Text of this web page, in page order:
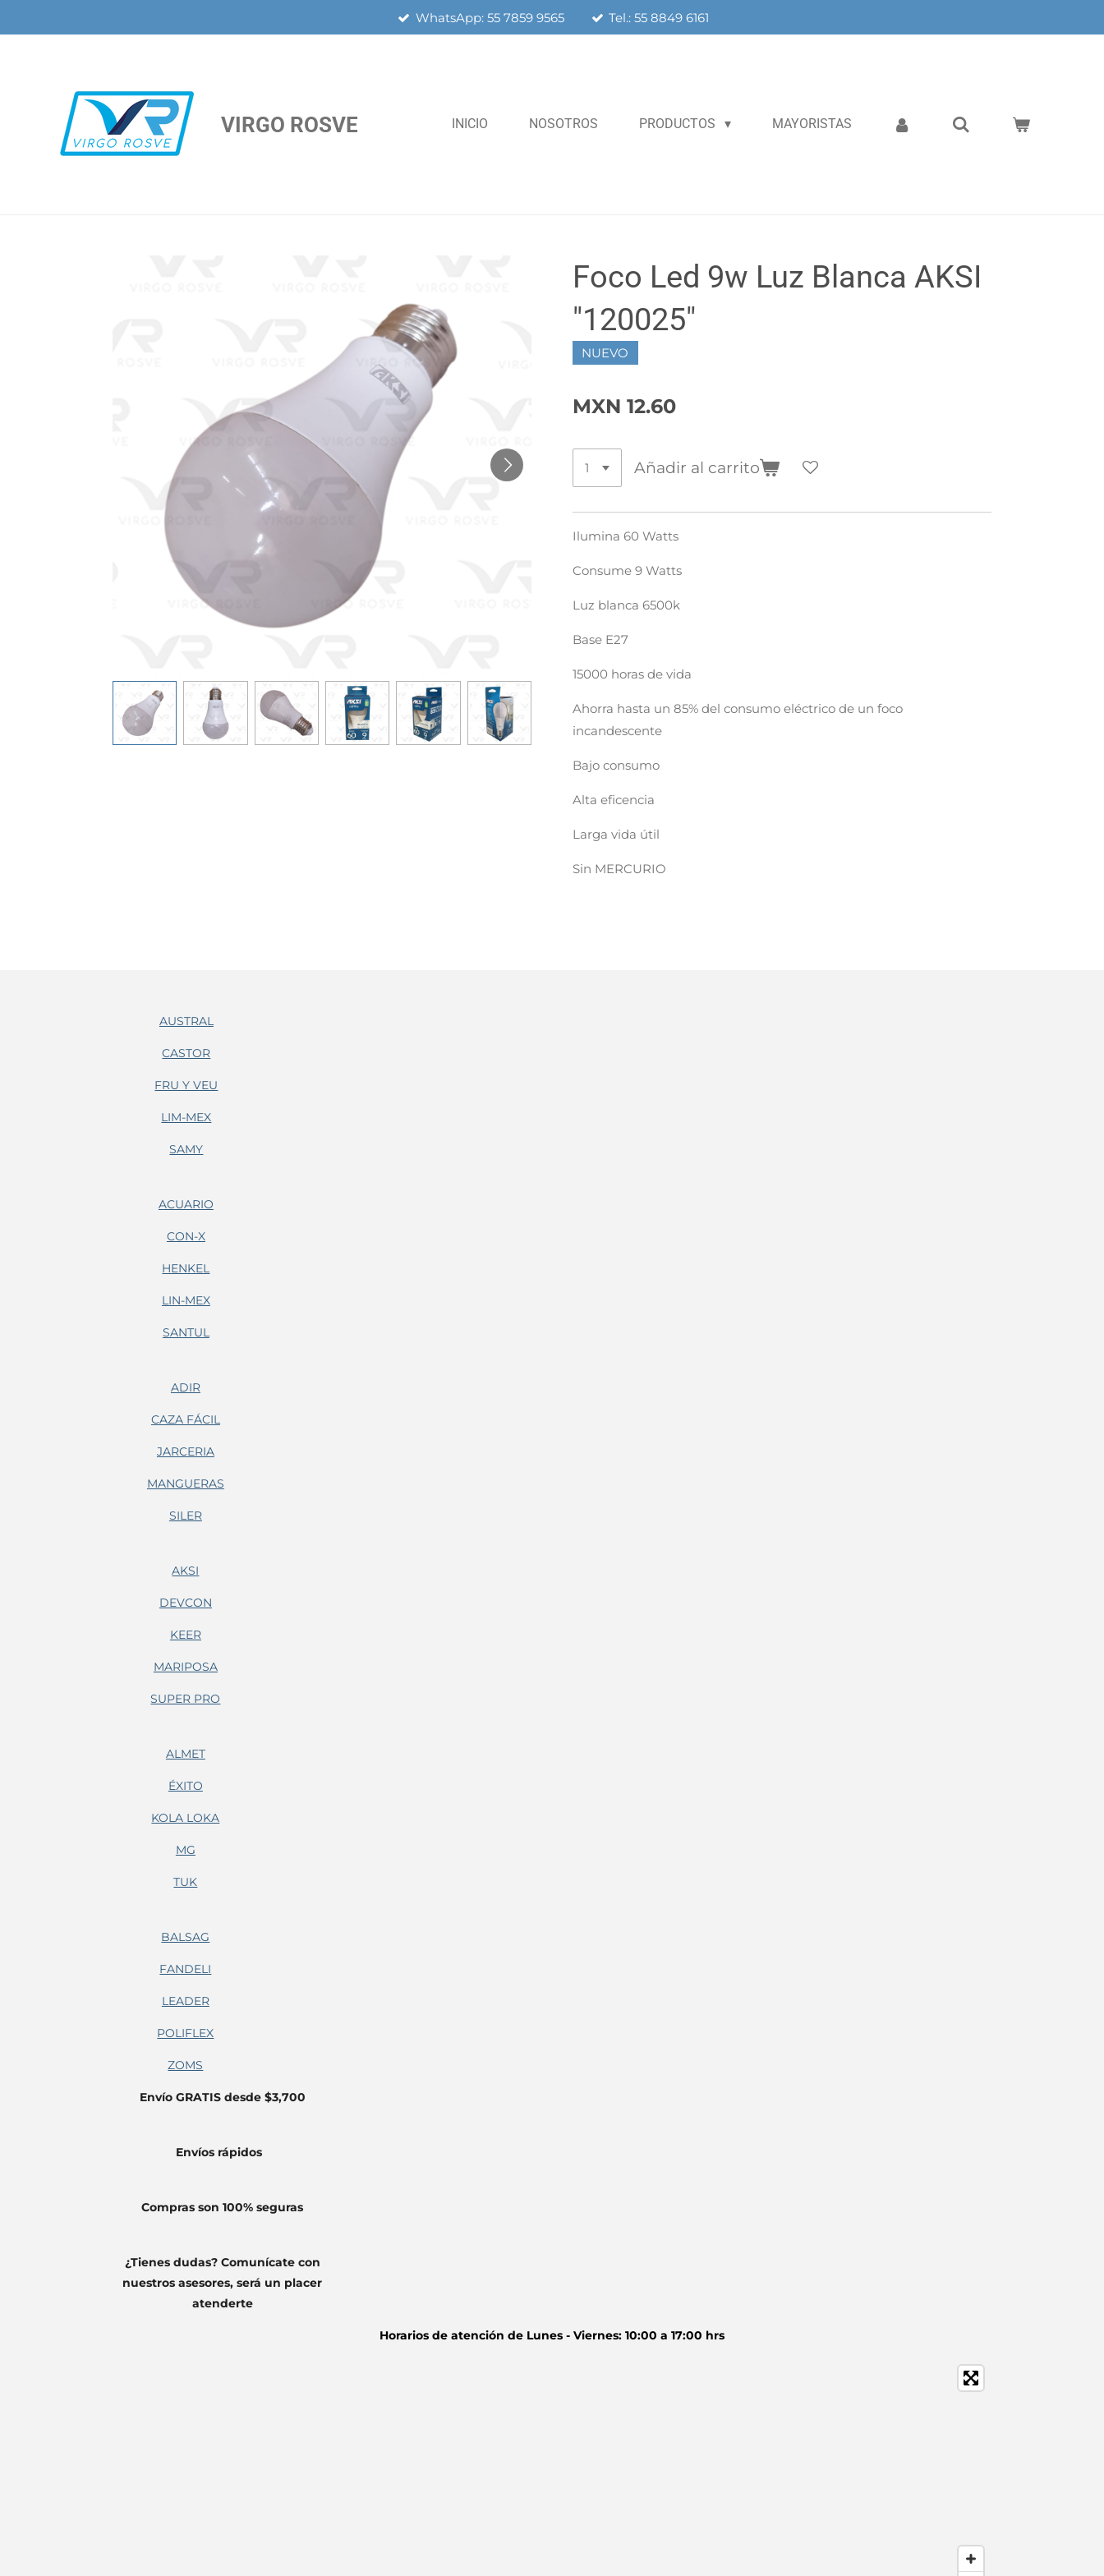
WhatsApp: 55 7859 9565 Tel.: 55 8849 6161
VIRGO ROSVE INICIO NOSOTROS PRODUCTOS MAYORISTAS
Foco Led 9w Luz Blanca AKSI
"120025"
NUEVO
MXN 12.60
Añadir al carrito
Ilumina 60 Watts
Consume 9 Watts
Luz blanca 6500k
Base E27
15000 horas de vida
Ahorra hasta un 85% del consumo eléctrico de un foco
incandescente
Bajo consumo
Alta eficencia
Larga vida útil
Sin MERCURIO
AUSTRAL
CASTOR
FRU Y VEU
LIM-MEX
SAMY
ACUARIO
CON-X
HENKEL
LIN-MEX
SANTUL
ADIR
CAZA FÁCIL
JARCERIA
MANGUERAS
SILER
AKSI
DEVCON
KEER
MARIPOSA
SUPER PRO
ALMET
ÉXITO
KOLA LOKA
MG
TUK
BALSAG
FANDELI
LEADER
POLIFLEX
ZOMS
Envío GRATIS desde $3,700
Envíos rápidos
Compras son 100% seguras
¿Tienes dudas? Comunícate con
nuestros asesores, será un placer
atenderte
Horarios de atención de Lunes - Viernes: 10:00 a 17:00 hrs